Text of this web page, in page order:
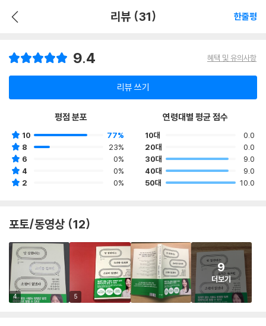
리뷰 (31) 한줄평
9.4 혜택 및 유의사항
리뷰 쓰기
평점 분포
10
77%
8
23%
6
0%
4
0%
2
0%
연령대별 평균 점수
10대
0.0
20대
0.0
30대
9.0
40대
9.0
50대
10.0
포토/동영상 (12)
4 5
9
더보기